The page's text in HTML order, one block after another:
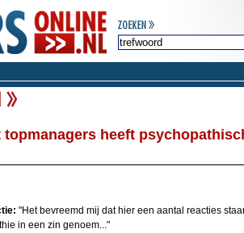
heeft
"Het bevreemd mij dat hier een aantal reacties
in een zin genoem..."